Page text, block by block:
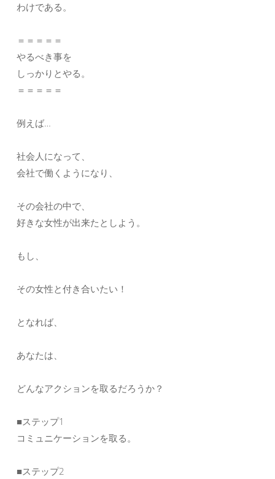
わけである。
＝＝＝＝＝
やるべき事を
しっかりとやる。
＝＝＝＝＝
例えば…
社会人になって、
会社で働くようになり、
その会社の中で、
好きな女性が出来たとしよう。
もし、
その女性と付き合いたい！
となれば、
あなたは、
どんなアクションを取るだろうか？
■ステップ1
コミュニケーションを取る。
■ステップ2